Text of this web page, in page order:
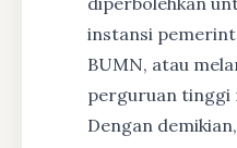
instansi
BUMN, atau
perguruan tinggi
Dengan